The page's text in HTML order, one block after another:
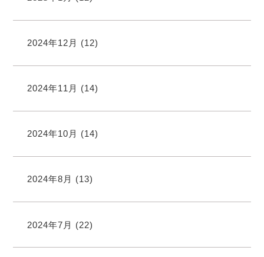
2024年12月 (12)
2024年11月 (14)
2024年10月 (14)
2024年8月 (13)
2024年7月 (22)